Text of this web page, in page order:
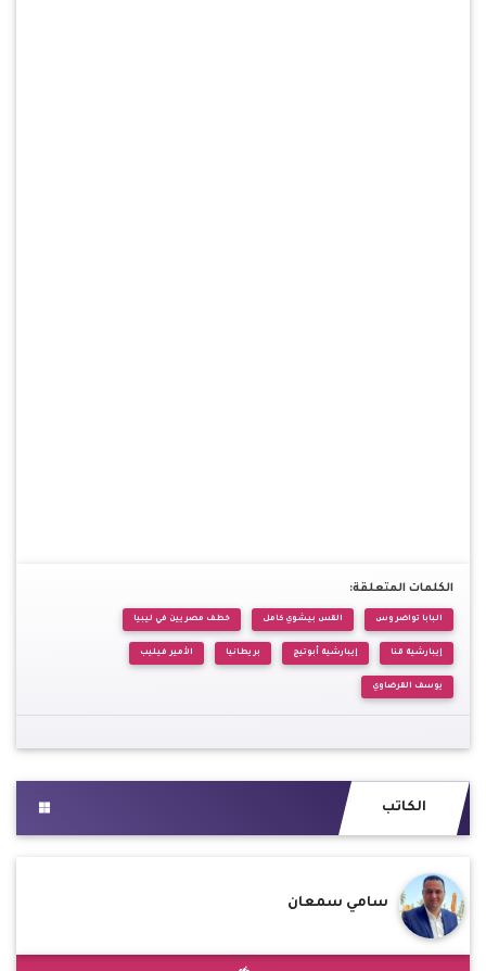
الكلمات المتعلقة:
البابا تواضروس القس بيشوي كامل خطف مصريين في ليبيا
إيبارشية قنا إيبارشية أبوتيج بريطانيا الأمير فيليب
يوسف القرضاوي
الكاتب
سامي سمعان